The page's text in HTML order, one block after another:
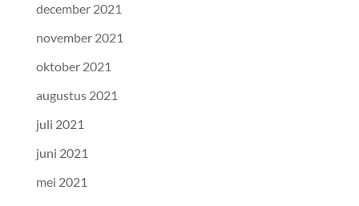
december 2021
november 2021
oktober 2021
augustus 2021
juli 2021
juni 2021
mei 2021